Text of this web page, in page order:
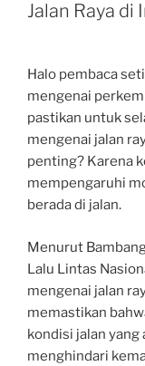
Jalan Raya di
Halo pembaca
mengenai
pastikan untuk
mengenai jalan
penting? Karena
mempengaruhi
berada di jalan.
Menurut
Lalu Lintas
mengenai jalan
memastikan
kondisi jalan yang
menghindari